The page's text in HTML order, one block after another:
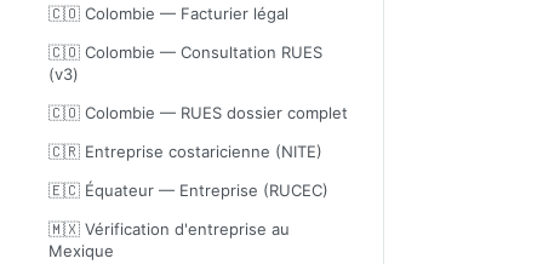
🇨🇴 Colombie — Facturier légal
🇨🇴 Colombie — Consultation RUES
(v3)
🇨🇴 Colombie — RUES dossier complet
🇨🇷 Entreprise costaricienne (NITE)
🇪🇨 Équateur — Entreprise (RUCEC)
🇲🇽 Vérification d'entreprise au
Mexique